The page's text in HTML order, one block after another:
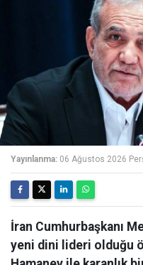
Yayınlanma: 06 Ağustos 2026
İran Cumhurbaşkanı
yeni dini lideri olduğu